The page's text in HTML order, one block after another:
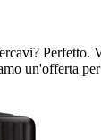
Perfetto.
un'offerta